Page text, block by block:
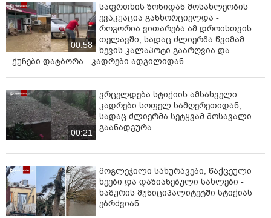
00:58
საფრთხის ზონიდან მოსახლეობის
ევაკუაცია განხორციელდა -
როგორია ვითარება ამ დროისთვის
თელავში, სადაც ძლიერმა წვიმამ
ხევის კალაპოტი გაარღვია და
ქუჩები დატბორა - კადრები ადგილიდან
00:21
ვრცელდება სტიქიის ამსახველი
კადრები სოფელ სამღერეთიდან,
სადაც ძლიერმა სეტყვამ მოსავალი
გაანადგურა
მოგლეჯილი სახურავები, წაქცეული
ხეები და დაზიანებული სახლები -
ხაშურის მუნიციპალიტეტში სტიქიას
ებრძვიან